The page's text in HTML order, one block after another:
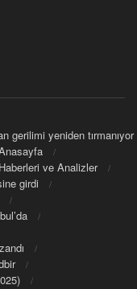
gerilimi yeniden tırmanıyor
ve Analizler
girdi